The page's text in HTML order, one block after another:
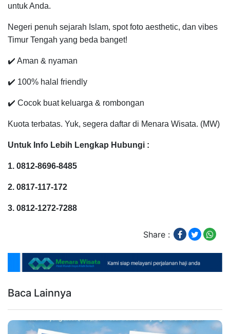
untuk Anda.
Negeri penuh sejarah Islam, spot foto aesthetic, dan vibes
Timur Tengah yang beda banget!
✔️ Aman & nyaman
✔️ 100% halal friendly
✔️ Cocok buat keluarga & rombongan
Kuota terbatas. Yuk, segera daftar di Menara Wisata. (MW)
Untuk Info Lebih Lengkap Hubungi :
1. 0812-8696-8485
2. 0817-117-172
3. 0812-1272-7288
Share :
Baca Lainnya